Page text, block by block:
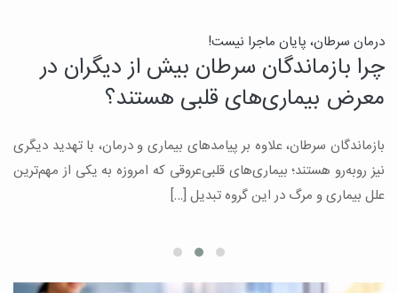
درمان سرطان، پایان ماجرا نیست!
چرا بازماندگان سرطان بیش از دیگران در
معرض بیماری‌های قلبی هستند؟
بازماندگان سرطان، علاوه بر پیامدهای بیماری و درمان، با تهدید دیگری
نیز روبه‌رو هستند؛ بیماری‌های قلبی‌عروقی که امروزه به یکی از مهم‌ترین
علل بیماری و مرگ در این گروه تبدیل […]